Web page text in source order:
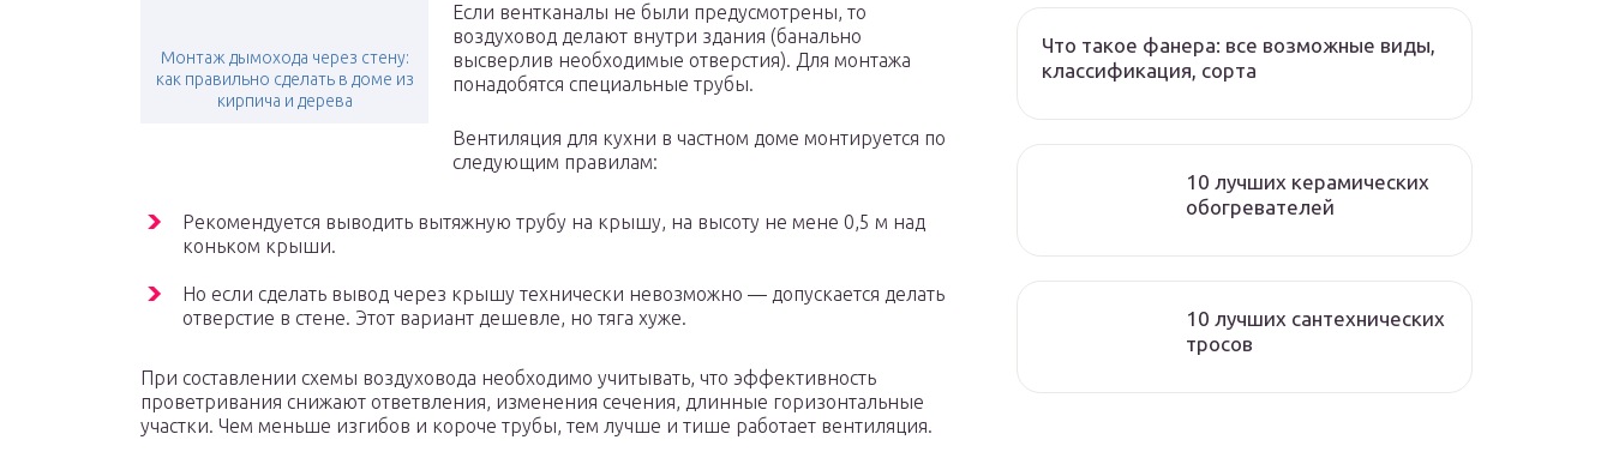
Монтаж дымохода через стену:
как правильно сделать в доме из
кирпича и дерева
Если вентканалы не были предусмотрены, то
воздуховод делают внутри здания (банально
высверлив необходимые отверстия). Для монтажа
понадобятся специальные трубы.
Вентиляция для кухни в частном доме монтируется по
следующим правилам:
Рекомендуется выводить вытяжную трубу на крышу, на высоту не мене 0,5 м над
коньком крыши.
Но если сделать вывод через крышу технически невозможно — допускается делать
отверстие в стене. Этот вариант дешевле, но тяга хуже.
При составлении схемы воздуховода необходимо учитывать, что эффективность
проветривания снижают ответвления, изменения сечения, длинные горизонтальные
участки. Чем меньше изгибов и короче трубы, тем лучше и тише работает вентиляция.
Что такое фанера: все возможные виды,
классификация, сорта
10 лучших керамических
обогревателей
10 лучших сантехнических
тросов